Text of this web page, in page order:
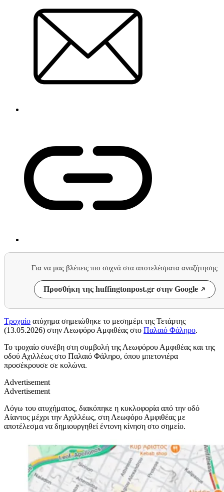
Για να μας βλέπεις πιο συχνά στα αποτελέσματα αναζήτησης
Προσθήκη της huffingtonpost.gr στην Google
Τροχαίο ατύχημα σημειώθηκε το μεσημέρι της Τετάρτης
(13.05.2026) στην Λεωφόρο Αμφιθέας στο Παλαιό Φάληρο.
Το τροχαίο συνέβη στη συμβολή της Λεωφόρου Αμφιθέας και της
οδού Αχιλλέως στο Παλαιό Φάληρο, όπου μπετονιέρα
προσέκρουσε σε κολώνα.
Advertisement
Advertisement
Λόγω του ατυχήματος, διακόπηκε η κυκλοφορία από την οδό
Αίαντος μέχρι την Αχιλλέως, στη Λεωφόρο Αμφιθέας με
αποτέλεσμα να δημιουργηθεί έντονη κίνηση στο σημείο.